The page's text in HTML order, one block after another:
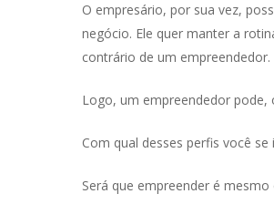
O empresário, por sua vez,
negócio. Ele quer manter a
contrário de um empreendedor.
Logo, um empreendedor pode,
Com qual desses perfis você se
Será que empreender é